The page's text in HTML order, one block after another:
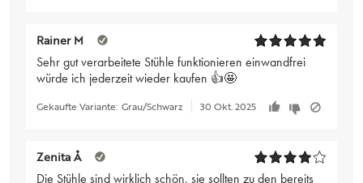
Rainer M
Sehr gut verarbeitete Stühle funktionieren einwandfrei
würde ich jederzeit wieder kaufen 👍🤩
Gekaufte Variante: Grau/Schwarz 30 Okt. 2025
Zenita Å
Die Stühle sind wirklich schön, sie sollten zu den bereits